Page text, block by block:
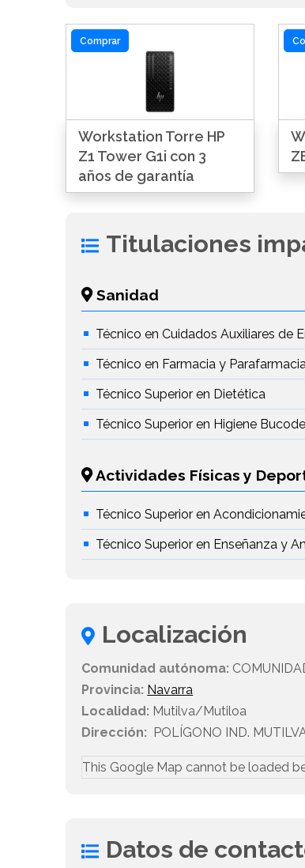
Comprar
Workstation Torre HP
Z1 Tower G1i con 3
años de garantía
Titulaciones
Sanidad
Técnico en Cuidados Auxiliares de
Técnico en Farmacia y
Técnico Superior en Dietética
Técnico Superior en Higiene
Actividades Físicas y
Técnico Superior en
Técnico Superior en Enseñanza y
Localización
Comunidad autónoma:
Provincia: Navarra
Localidad: Mutilva/Mutiloa
Dirección: POLÍGONO IND.
This Google Map cannot be loaded
Datos de